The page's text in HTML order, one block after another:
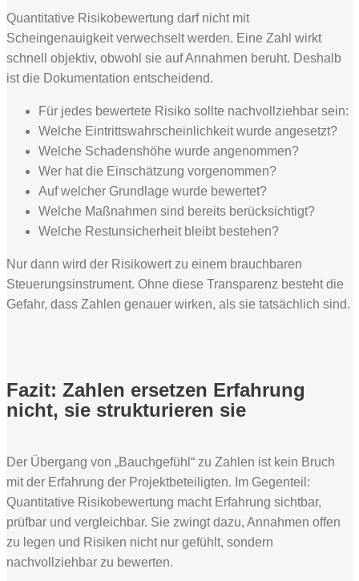
Quantitative Risikobewertung darf nicht mit
Scheingenauigkeit verwechselt werden. Eine Zahl wirkt
schnell objektiv, obwohl sie auf Annahmen beruht. Deshalb
ist die Dokumentation entscheidend.
Für jedes bewertete Risiko sollte nachvollziehbar sein:
Welche Eintrittswahrscheinlichkeit wurde angesetzt?
Welche Schadenshöhe wurde angenommen?
Wer hat die Einschätzung vorgenommen?
Auf welcher Grundlage wurde bewertet?
Welche Maßnahmen sind bereits berücksichtigt?
Welche Restunsicherheit bleibt bestehen?
Nur dann wird der Risikowert zu einem brauchbaren
Steuerungsinstrument. Ohne diese Transparenz besteht die
Gefahr, dass Zahlen genauer wirken, als sie tatsächlich sind.
Fazit: Zahlen ersetzen Erfahrung
nicht, sie strukturieren sie
Der Übergang von „Bauchgefühl“ zu Zahlen ist kein Bruch
mit der Erfahrung der Projektbeteiligten. Im Gegenteil:
Quantitative Risikobewertung macht Erfahrung sichtbar,
prüfbar und vergleichbar. Sie zwingt dazu, Annahmen offen
zu legen und Risiken nicht nur gefühlt, sondern
nachvollziehbar zu bewerten.